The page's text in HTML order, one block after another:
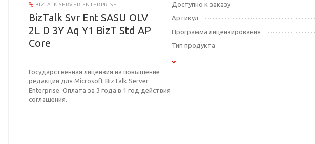
BIZTALK SERVER ENTERPRISE
BizTalk Svr Ent SASU OLV
2L D 3Y Aq Y1 BizT Std AP
Core
Государственная лицензия на повышение
редакции для Microsoft BizTalk Server
Enterprise. Оплата за 3 года в 1 год действия
соглашения.
Доступно к заказу
Артикул
Программа лицензирования
Тип продукта